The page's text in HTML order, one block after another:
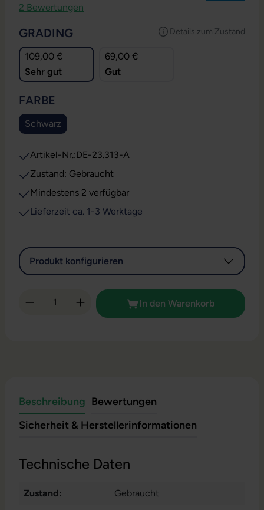
Durchschnittliche Bewertung von 5 von 5 Sternen
2 Bewertungen
Details zum Zustand
GRADING
109,00 €
Sehr gut
69,00 €
Gut
FARBE
Schwarz
Artikel-Nr.:DE-23.313-A
Zustand: Gebraucht
Mindestens 2 verfügbar
Lieferzeit ca. 1-3 Werktage
Produkt konfigurieren
Produkt Anzahl: Gib den gewünschten
In den Warenkorb
Beschreibung Bewertungen
Sicherheit & Herstellerinformationen
Technische Daten
Zustand: Gebraucht